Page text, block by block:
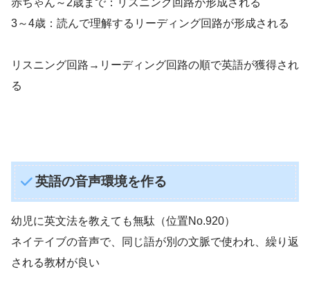
3～4歳：読んで理解するリーディング回路が形成される
リスニング回路→リーディング回路の順で英語が獲得され
る
英語の音声環境を作る
幼児に英文法を教えても無駄（位置No.920）
ネイテイブの音声で、同じ語が別の文脈で使われ、繰り返
される教材が良い